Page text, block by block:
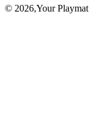
© 2026,Your Playmat